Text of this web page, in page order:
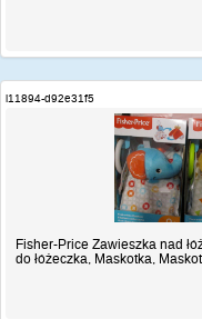
i11894-d92e31f5
Fisher-Price Zawieszka nad
do łóżeczka, Maskotka,